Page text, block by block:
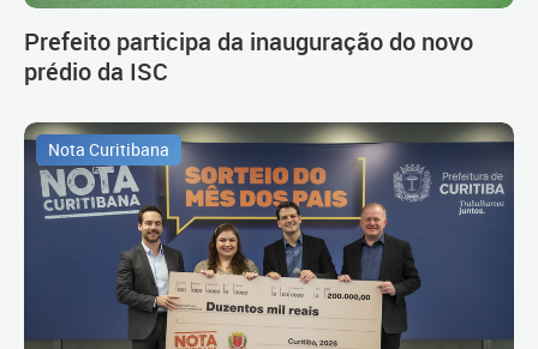
Prefeito participa da inauguração do novo
prédio da ISC
Nota Curitibana